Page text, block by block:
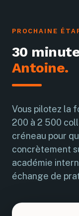
PROCHAINE
30
Antoine.
Vous pilotez la
200 à 2 500
créneau pour
concrètement
académie
échange de